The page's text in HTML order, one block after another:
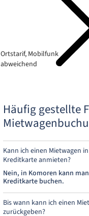
Ortstarif, Mobilfunk
abweichend
Häufig gestellte
Kann ich einen Mietwagen
Kreditkarte anmieten?
Nein, in Komoren kann
Kreditkarte buchen.
Bis wann kann ich einen
zurückgeben?